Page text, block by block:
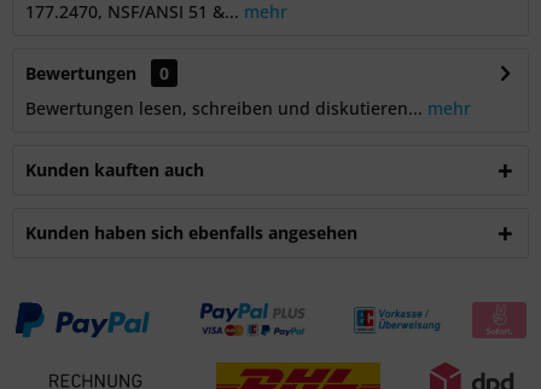
177.2470, NSF/ANSI 51 &... mehr
Bewertungen
0
Bewertungen lesen, schreiben und diskutieren... mehr
Kunden kauften auch
Kunden haben sich ebenfalls angesehen